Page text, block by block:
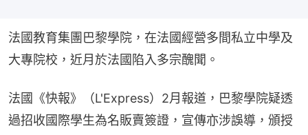
法國教育集團巴黎學院，在法國經營多間私立中學及
大專院校，近月於法國陷入多宗醜聞。
法國《快報》（L'Express）2月報道，巴黎學院疑透
過招收國際學生為名販賣簽證，宣傳亦涉誤導，頒授